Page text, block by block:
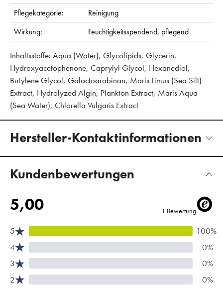
Pflegekategorie:
Reinigung
Wirkung:
Feuchtigkeitsspendend, pflegend
Inhaltsstoffe: Aqua (Water), Glycolipids, Glycerin,
Hydroxyacetophenone, Caprylyl Glycol, Hexanediol,
Butylene Glycol, Galactoarabinan, Maris Limus (Sea Silt)
Extract, Hydrolyzed Algin, Plankton Extract, Maris Aqua
(Sea Water), Chlorella Vulgaris Extract
Hersteller-Kontaktinformationen
Kundenbewertungen